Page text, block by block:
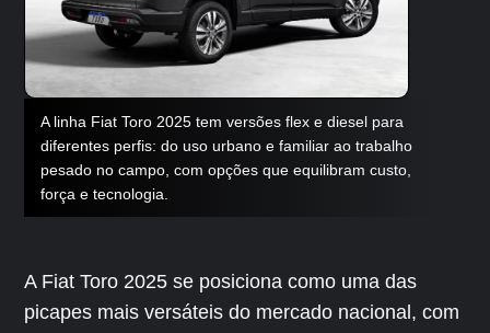
A linha Fiat Toro 2025 tem versões flex e diesel para
diferentes perfis: do uso urbano e familiar ao trabalho
pesado no campo, com opções que equilibram custo,
força e tecnologia.
A Fiat Toro 2025 se posiciona como uma das
picapes mais versáteis do mercado nacional, com